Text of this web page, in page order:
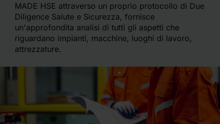
MADE HSE attraverso un proprio protocollo di Due
Diligence Salute e Sicurezza, fornisce
un'approfondita analisi di tutti gli aspetti che
riguardano impianti, macchine, luoghi di lavoro,
attrezzature.